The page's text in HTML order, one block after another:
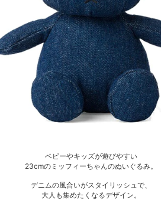
ベビーやキッズが遊びやすい
23cmのミッフィーちゃんのぬいぐるみ。
デニムの風合いがスタイリッシュで、
大人も集めたくなるデザイン。